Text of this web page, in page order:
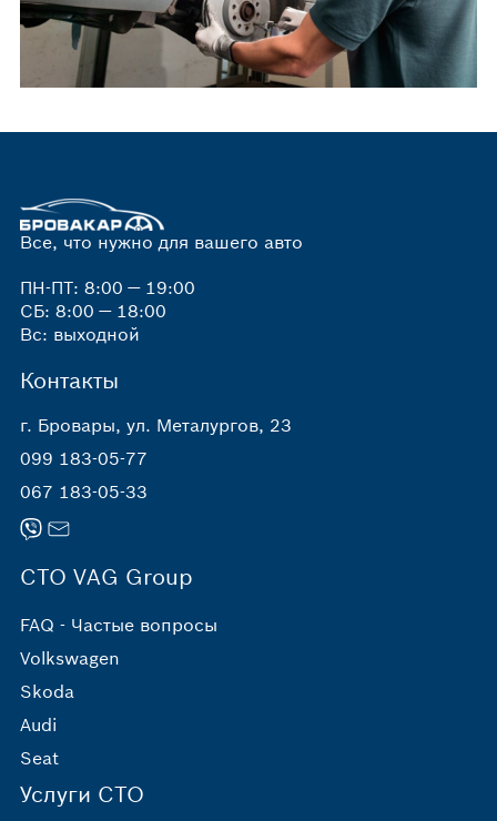
Все, что нужно для вашего авто
ПН-ПТ: 8:00 — 19:00
СБ: 8:00 — 18:00
Вс: выходной
Контакты
г. Бровары, ул. Металургов, 23
099 183-05-77
067 183-05-33
СТО VAG Group
FAQ - Частые вопросы
Volkswagen
Skoda
Audi
Seat
Услуги СТО